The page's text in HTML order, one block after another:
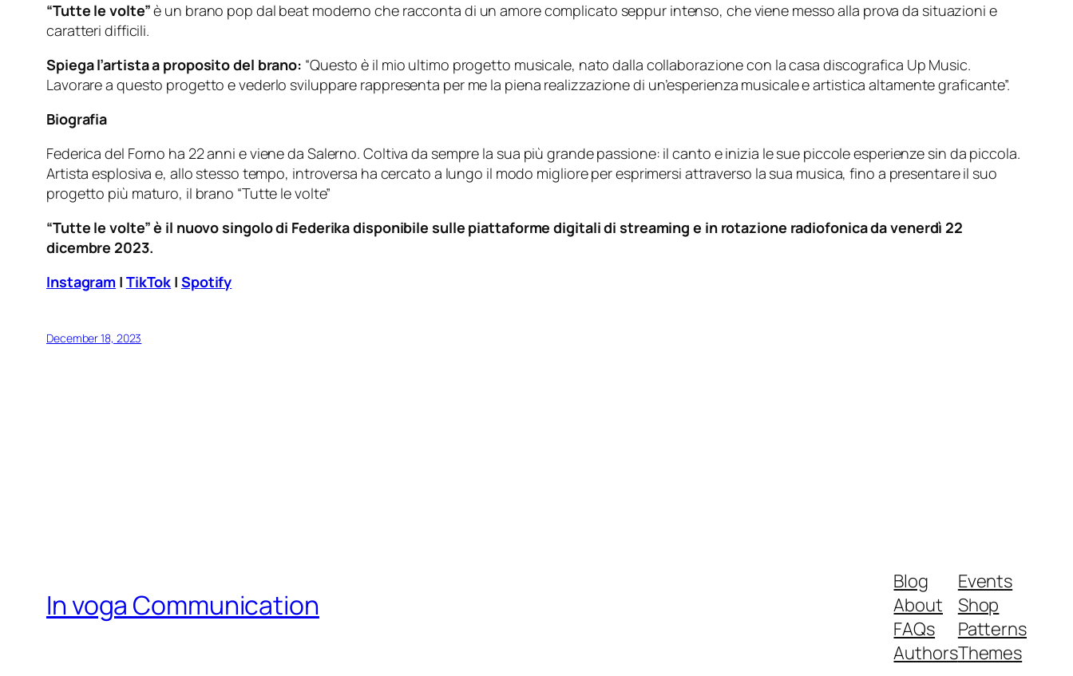
“Tutte le volte”è un brano pop dal beat moderno che racconta di un amore complicato seppur intenso, che viene messo alla prova da situazioni e
caratteri difficili.
Spiega l’artista a proposito del brano: “Questo è il mio ultimo progetto musicale, nato dalla collaborazione con la casa discografica Up Music.
Lavorare a questo progetto e vederlo sviluppare rappresenta per me la piena realizzazione di un’esperienza musicale e artistica altamente graficante”.
Biografia
Federica del Forno ha 22 anni e viene da Salerno. Coltiva da sempre la sua più grande passione: il canto e inizia le sue piccole esperienze sin da piccola.
Artista esplosiva e, allo stesso tempo, introversa ha cercato a lungo il modo migliore per esprimersi attraverso la sua musica, fino a presentare il suo
progetto più maturo, il brano “Tutte le volte”
“Tutte le volte” è il nuovo singolo di Federika disponibile sulle piattaforme digitali di streaming e in rotazione radiofonica da venerdì 22
dicembre 2023.
Instagram | TikTok | Spotify
December 18, 2023
In voga Communication
Blog
About
FAQs
Authors
Events
Shop
Patterns
Themes